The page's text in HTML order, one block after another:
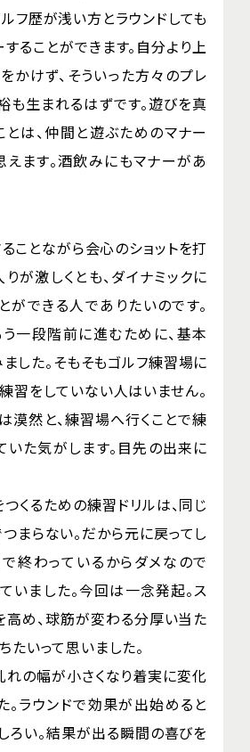
フ歴が浅い方とラウンドしても
ることができます。自分より上
かけず、そういった方々のプレ
も生まれるはずです。遊びを真
とは、仲間と遊ぶためのマナー
えます。酒飲みにもマナーがあ
ことながら会心のショットを打
が激しくとも、ダイナミックに
ができる人でありたいのです。
う一段階前に進むために、基本
した。そもそもゴルフ練習場に
習をしていない人はいません。
漠然と、練習場へ行くことで練
いた気がします。目先の出来に
くるための練習ドリルは、同じ
まらない。だから元に戻ってし
で終わっているからダメなので
いました。今回は一念発起。ス
高め、球筋が変わる分厚い当た
たいって思いました。
れの幅が小さくなり着実に変化
。ラウンドで効果が出始めると
ろい。結果が出る瞬間の喜びを